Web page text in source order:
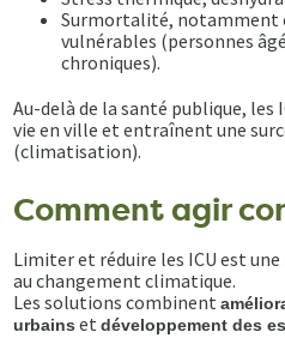
Surmortalité, notamment
vulnérables (personnes
chroniques).
Au-delà de la santé publique,
vie en ville et entraînent une
(climatisation).
Comment agir
Limiter et réduire les ICU est une
au changement climatique.
Les solutions combinent
urbains etdéveloppement des